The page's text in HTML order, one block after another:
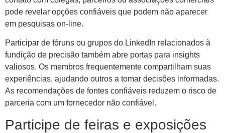
pode revelar opções confiáveis ​​que podem não aparecer
em pesquisas on-line.
Participar de fóruns ou grupos do LinkedIn relacionados à
fundição de precisão também abre portas para insights
valiosos. Os membros frequentemente compartilham suas
experiências, ajudando outros a tomar decisões informadas.
As recomendações de fontes confiáveis ​​reduzem o risco de
parceria com um fornecedor não confiável.
Participe de feiras e exposições